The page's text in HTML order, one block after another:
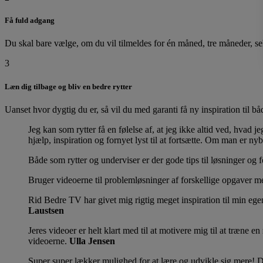
Få fuld adgang
Du skal bare vælge, om du vil tilmeldes for én måned, tre måneder,
3
Læn dig tilbage og bliv en bedre rytter
Uanset hvor dygtig du er, så vil du med garanti få ny inspiration til
Jeg kan som rytter få en følelse af, at jeg ikke altid ved,
hjælp, inspiration og fornyet lyst til at fortsætte. Om man er
Både som rytter og underviser er der gode tips til løsninger
Bruger videoerne til problemløsninger af forskellige opgaver
Rid Bedre TV har givet mig rigtig meget inspiration til min
Laustsen
Jeres videoer er helt klart med til at motivere mig til at træne
videoerne. Ulla Jensen
Super super lækker mulighed for at lære og udvikle sig mere!